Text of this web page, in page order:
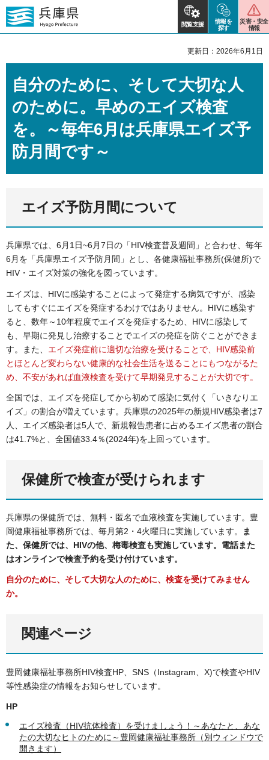
閲覧支援
情報を
探す
災害・安全
情報
更新日：2026年6月1日
自分のために、そして大切な人
のために。早めのエイズ検査
を。～毎年6月は兵庫県エイズ予
防月間です～
エイズ予防月間について
兵庫県では、6月1日~6月7日の「HIV検査普及週間」と合わせ、毎年
6月を「兵庫県エイズ予防月間」とし、各健康福祉事務所(保健所)で
HIV・エイズ対策の強化を図っています。
エイズは、HIVに感染することによって発症する病気ですが、感染
してもすぐにエイズを発症するわけではありません。HIVに感染す
ると、数年～10年程度でエイズを発症するため、HIVに感染して
も、早期に発見し治療することでエイズの発症を防ぐことができま
す。また、 エイズ発症前に適切な治療を受けることで、HIV感染前
とほとんど変わらない健康的な社会生活を送ることにもつながるた
め、 不安があれば血液検査を受けて早期発見することが大切です。
全国では、エイズを発症してから初めて感染に気付く「いきなりエ
イズ」の割合が増えています。兵庫県の2025年の新規HIV感染者は7
人、エイズ感染者は5人で、新規報告患者に占めるエイズ患者の割合
は41.7%と、全国値33.4％(2024年)を上回っています。
保健所で検査が受けられます
兵庫県の保健所では、無料・匿名で血液検査を実施しています。豊
岡健康福祉事務所では、毎月第2・4火曜日に実施しています。
ま
た、保健所では、HIVの他、梅毒検査も実施しています。電話また
はオンラインで検査予約を受け付けています。
自分のために、そして大切な人のために、検査を受けてみません
か。
関連ページ
豊岡健康福祉事務所HIV検査HP、SNS（Instagram、X)で検査やHIV
等性感染症の情報をお知らせしています。
HP
エイズ検査（HIV抗体検査）を受けましょう！～あなたと、あな
たの大切なヒトのために～豊岡健康福祉事務所（別ウィンドウで
開きます）